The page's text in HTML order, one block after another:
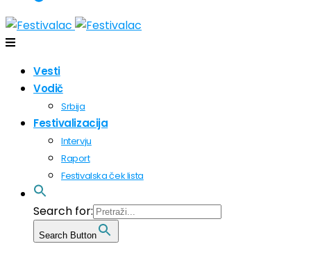
Vesti
Vodič
Srbija
Festivalizacija
Intervju
Raport
Festivalska ček lista
Search for:
Search Button